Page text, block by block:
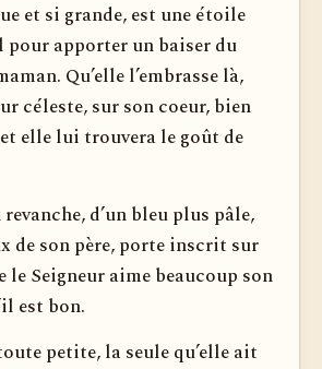
et si grande, est une étoile
pour apporter un baiser du
Qu’elle l’embrasse là,
céleste, sur son coeur, bien
elle lui trouvera le goût de
d’un bleu plus pâle,
de son père, porte inscrit sur
le Seigneur aime beaucoup son
est bon.
petite, la seule qu’elle ait